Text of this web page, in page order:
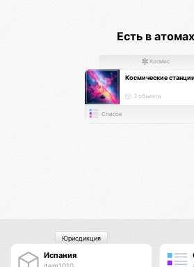
Есть в атомах
Космис
Космические станции
3 объекта
Список
Испания
Юрисдикция